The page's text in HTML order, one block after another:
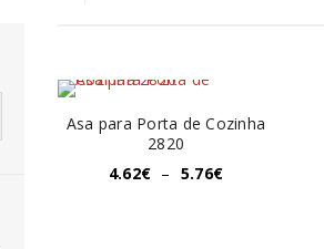
Asa para Porta de Cozinha
2820
4.62€ – 5.76€